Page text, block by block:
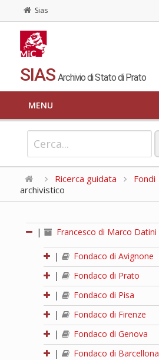
Sias
SIAS Archivio di Stato di Prato
MENU
Ricerca guidata Fondi
archivistico
| Francesco di Marco Datini
|
Fondaco di Avignone
|
Fondaco di Prato
|
Fondaco di Pisa
|
Fondaco di Firenze
|
Fondaco di Genova
|
Fondaco di Barcellona